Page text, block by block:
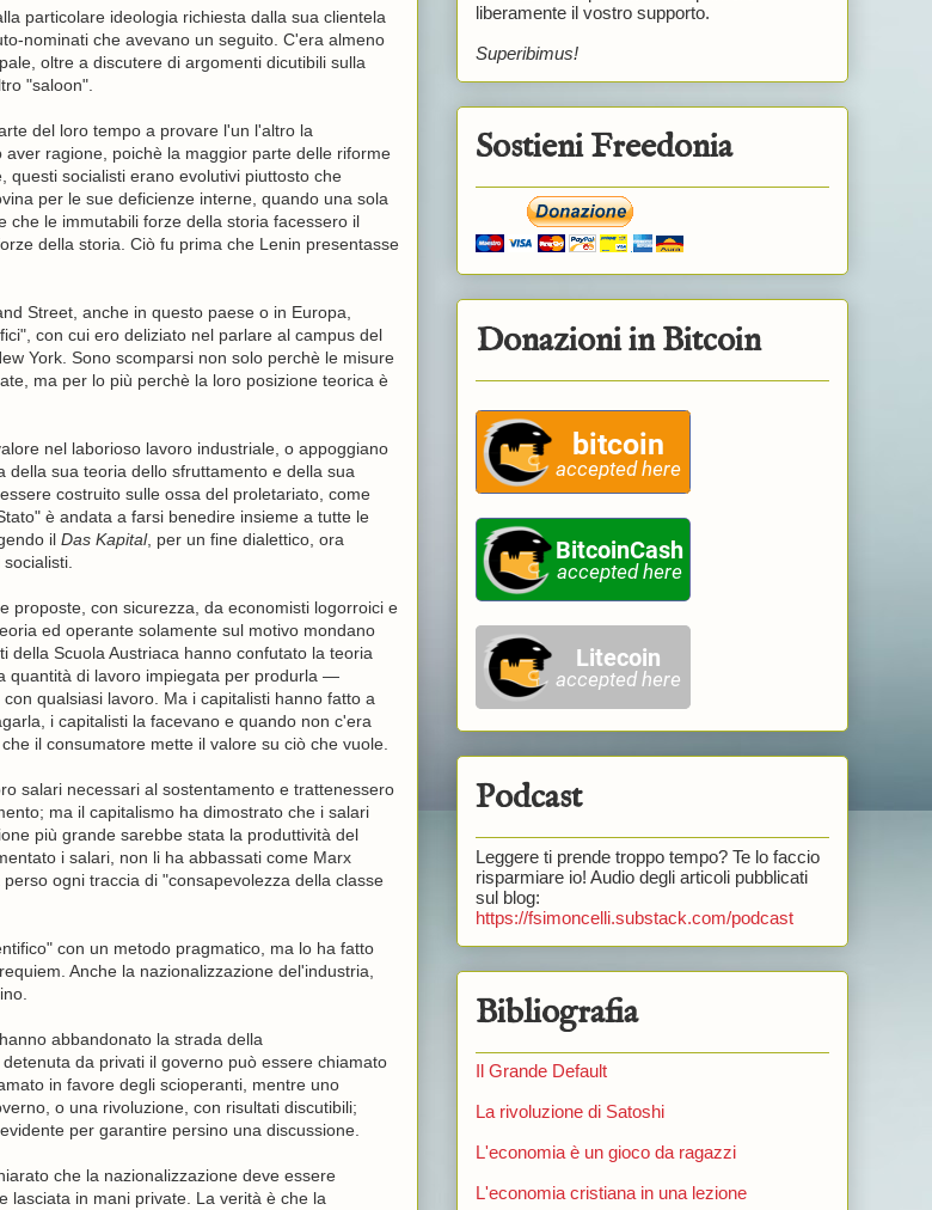
particolare ideologia richiesta dalla sua clientela
nominati che avevano un seguito. C'era almeno
oltre a discutere di argomenti dicutibili sulla
"saloon".
del loro tempo a provare l'un l'altro la
ragione, poichè la maggior parte delle riforme
socialisti erano evolutivi piuttosto che
per le sue deficienze interne, quando una sola
le immutabili forze della storia facessero il
della storia. Ciò fu prima che Lenin presentasse
Street, anche in questo paese o in Europa,
con cui ero deliziato nel parlare al campus del
York. Sono scomparsi non solo perchè le misure
ma per lo più perchè la loro posizione teorica è
nel laborioso lavoro industriale, o appoggiano
sua teoria dello sfruttamento e della sua
costruito sulle ossa del proletariato, come
è andata a farsi benedire insieme a tutte le
il Das Kapital, per un fine dialettico, ora
proposte, con sicurezza, da economisti logorroici e
ed operante solamente sul motivo mondano
Scuola Austriaca hanno confutato la teoria
quantità di lavoro impiegata per produrla —
qualsiasi lavoro. Ma i capitalisti hanno fatto a
i capitalisti la facevano e quando non c'era
il consumatore mette il valore su ciò che vuole.
salari necessari al sostentamento e trattenessero
ma il capitalismo ha dimostrato che i salari
più grande sarebbe stata la produttività del
i salari, non li ha abbassati come Marx
ogni traccia di "consapevolezza della classe
con un metodo pragmatico, ma lo ha fatto
Anche la nazionalizzazione del'industria,
abbandonato la strada della
da privati il governo può essere chiamato
in favore degli scioperanti, mentre uno
o una rivoluzione, con risultati discutibili;
per garantire persino una discussione.
che la nazionalizzazione deve essere
lasciata in mani private. La verità è che la
liberamente il vostro supporto.
Superibimus!
Sostieni Freedonia
Donazioni in Bitcoin
Podcast
Leggere ti prende troppo tempo? Te lo faccio
risparmiare io! Audio degli articoli pubblicati
sul blog:
https://fsimoncelli.substack.com/podcast
Bibliografia
Il Grande Default
La rivoluzione di Satoshi
L'economia è un gioco da ragazzi
L'economia cristiana in una lezione